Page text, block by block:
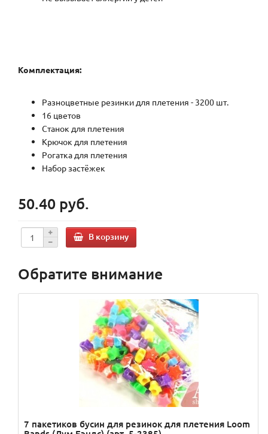
Комплектация:
Разноцветные резинки для плетения - 3200 шт.
16 цветов
Станок для плетения
Крючок для плетения
Рогатка для плетения
Набор застёжек
50.40 руб.
В корзину
Обратите внимание
7 пакетиков бусин для резинок для плетения Loom